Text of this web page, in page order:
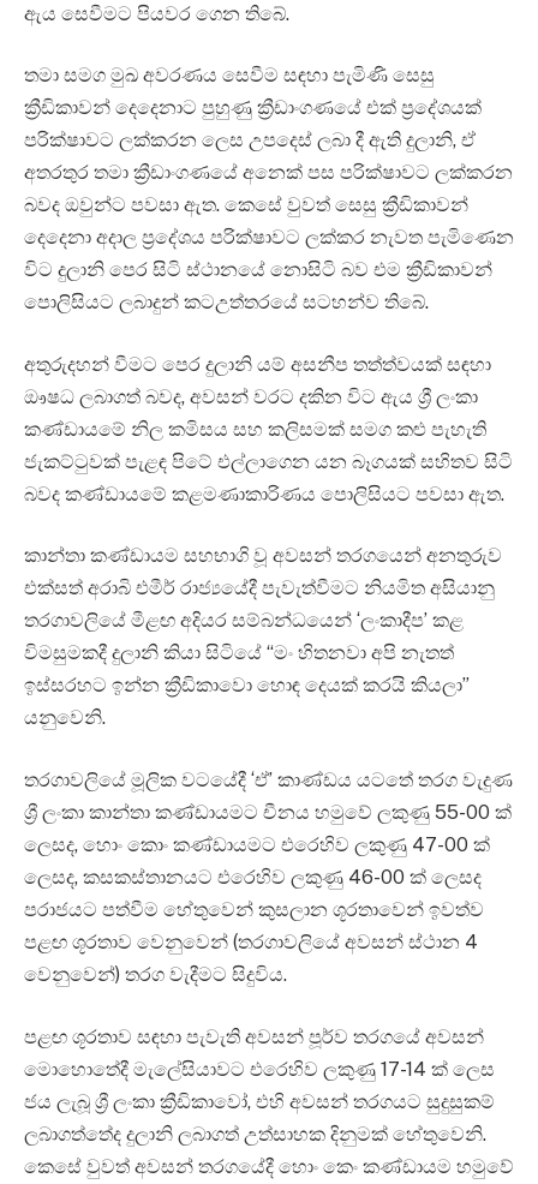
ඇය සෙවීමට පියවර ගෙන තිබේ.
තමා සමග මුඛ අවරණය සෙවීම සඳහා පැමිණි සෙසු
ක්‍රීඩිකාවන් දෙදෙනාට පුහුණු ක්‍රීඩාංගණයේ එක් ප්‍රදේශයක්
පරික්ෂාවට ලක්කරන ලෙස උපදෙස් ලබා දී ඇති දුලානි, ඒ
අතරතුර තමා ක්‍රීඩාංගණයේ අනෙක් පස පරික්ෂාවට ලක්කරන
බවද ඔවුන්ට පවසා ඇත. කෙසේ වුවත් සෙසු ක්‍රීඩිකාවන්
දෙදෙනා අදාල ප්‍රදේශය පරික්ෂාවට ලක්කර නැවත පැමිණෙන
විට දුලානි පෙර සිටි ස්ථානයේ නොසිටි බව එම ක්‍රීඩිකාවන්
පොලිසියට ලබාදුන් කටඋත්තරයේ සටහන්ව තිබේ.
අතුරුදහන් වීමට පෙර දුලානි යම් අසනීප තත්ත්වයක් සඳහා
‍‍ඖෂධ ලබාගත් බවද, අවසන් වරට දකින විට ඇය ශ්‍රී ලංකා
කණ්ඩායමේ නිල කමිසය සහ කලිසමක් සමග කළු පැහැති
ජැකට්ටුවක් පැළඳ පිටේ එල්ලාගෙන යන බෑගයක් සහිතව සිටි
බවද කණ්ඩායමේ කළමණාකාරිණය පොලිසියට පවසා ඇත.
කාන්තා කණ්ඩායම සහභාගි වූ අවසන් තරගයෙන් අනතුරුව
එක්සත් අරාබි එමීර් රාජ්‍යයේදී පැවැත්වීමට නියමිත අසියානු
තරගාවලියේ මීළඟ අදියර සම්බන්ධයෙන් ‘ලංකාදීප’ කළ
විමසුමකදී දුලානි කියා සිටියේ “මං හිතනවා අපි නැතත්
ඉස්සරහට ඉන්න ක්‍රීඩිකාවො හොඳ දෙයක් කරයි කියලා”
යනුවෙනි.
තරගාවලියේ මූලික වටයේදී ‘ඒ’ කාණ්ඩ‍ය යටතේ තරග වැදුණ
ශ්‍රී ලංකා කාන්තා කණ්ඩායමට චීනය හමුවේ ලකුණු 55-00 ක්
ලෙසද, හොං කොං කණ්ඩායමට එරෙහිව ලකුණු 47-00 ක්
ලෙසද, කසකස්තානයට එරෙහිව ලකුණු 46-00 ක් ලෙසද
පරාජයට පත්වීම හේතුවෙන් කුසලාන ශූරතාවෙන් ඉවත්ව
පළඟ ශූරතාව වෙනුවෙන් (තරගාවලියේ අවසන් ස්ථාන 4
වෙනුවෙන්) තරග වැදීමට සිදුවිය.
පළඟ ශූරතාව සඳහා පැවැති අවසන් පූර්ව තරගයේ අවසන්
මොහොතේදී මැලේසියාවට ‍එරෙහිව ලකුණු 17-14 ක් ලෙස
ජය ලැබූ ශ්‍රී ලංකා ක්‍රීඩිකාවෝ, එහි අවසන් තරගයට සුදුසුකම්
ලබාගත්තේද දුලානි ලබාගත් උත්සාහක දිනුමක් හේතුවෙනි.
කෙසේ වුවත් අවසන් තරගයේදී හොං කෙං කණ්ඩායම හමුවේ